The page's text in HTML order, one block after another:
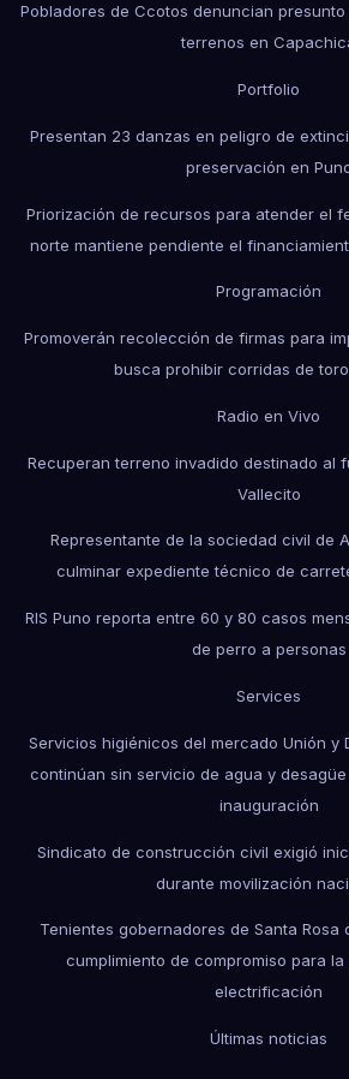
Pobladores de Ccotos denuncian
terrenos en
Portfolio
Presentan 23 danzas en peligro de
preservación en
Priorización de recursos para atender el
norte mantiene pendiente el
Programación
Promoverán recolección de firmas para
busca prohibir corridas de
Radio en Vivo
Recuperan terreno invadido destinado al
Vallecito
Representante de la sociedad civil de
culminar expediente técnico de
RIS Puno reporta entre 60 y 80 casos
de perro a personas
Services
Servicios higiénicos del mercado Unión y
continúan sin servicio de agua y
inauguración
Sindicato de construcción civil exigió
durante movilización
Tenientes gobernadores de Santa Rosa
cumplimiento de compromiso para
electrificación
Últimas noticias